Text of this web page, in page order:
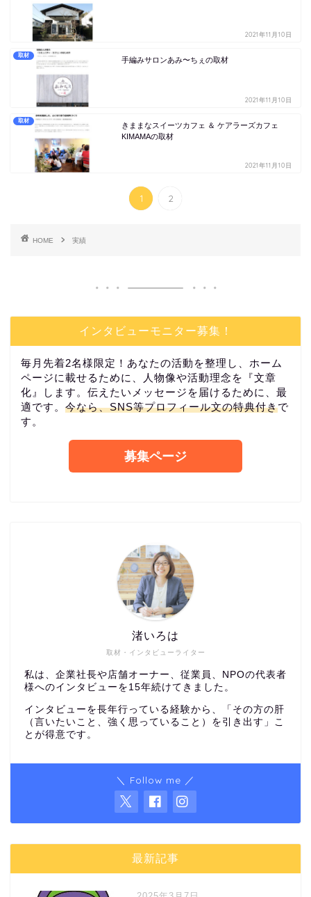
2021年11月10日
取材
手編みサロンあみ〜ちぇの取材
2021年11月10日
取材
きままなスイーツカフェ ＆ ケアラーズカフェ
KIMAMAの取材
2021年11月10日
1 2
HOME 実績
インタビューモニター募集！
毎月先着2名様限定！あなたの活動を整理し、ホーム
ページに載せるために、人物像や活動理念を『文章
化』します。伝えたいメッセージを届けるために、最
適です。 今なら、SNS等プロフィール文の特典付きで
す。
募集ページ
取材・インタビューライター
渚いろは
私は、企業社長や店舗オーナー、従業員、NPOの代表者
様へのインタビューを15年続けてきました。
インタビューを長年行っている経験から、「その方の肝
（言いたいこと、強く思っていること）を引き出す」こ
とが得意です。
＼ Follow me ／
最新記事